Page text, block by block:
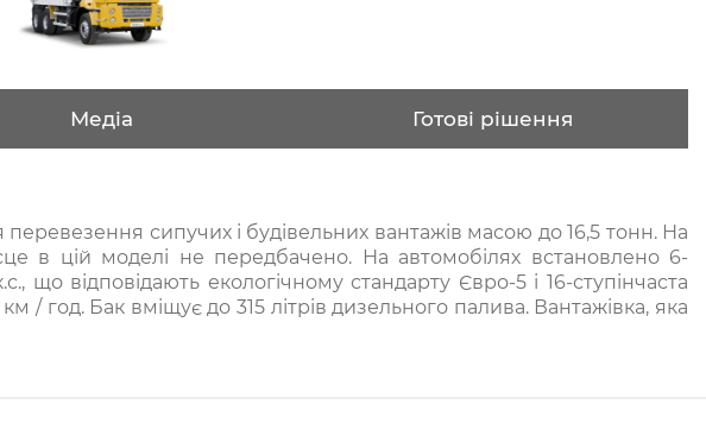
Медіа Готові рішення
сипучих і будівельних вантажів масою до 16,5 тонн. На
в цій моделі не передбачено. На автомобілях встановлено 6-
відповідають екологічному стандарту Євро-5 і 16-ступінчаста
год. Бак вміщує до 315 літрів дизельного палива. Вантажівка, яка